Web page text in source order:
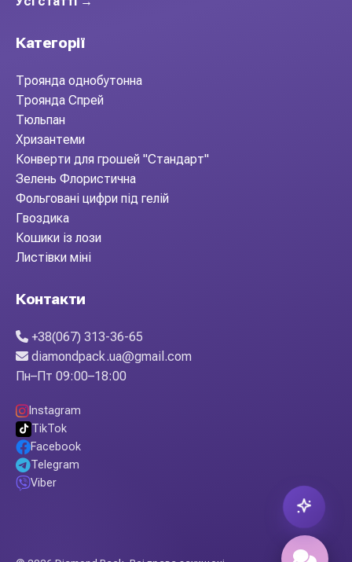
Категорії
Троянда однобутонна
Троянда Спрей
Тюльпан
Хризантеми
Конверти для грошей "Стандарт"
Зелень Флористична
Фольговані цифри під гелій
Гвоздика
Кошики із лози
Листівки міні
Контакти
+38(067) 313-36-65
diamondpack.ua@gmail.com
Пн–Пт 09:00–18:00
Instagram
TikTok
Facebook
Telegram
Viber